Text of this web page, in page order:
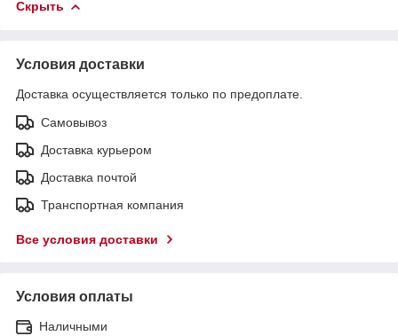
Скрыть
Условия доставки
Доставка осуществляется только по предоплате.
Самовывоз
Доставка курьером
Доставка почтой
Транспортная компания
Все условия доставки
Условия оплаты
Наличными